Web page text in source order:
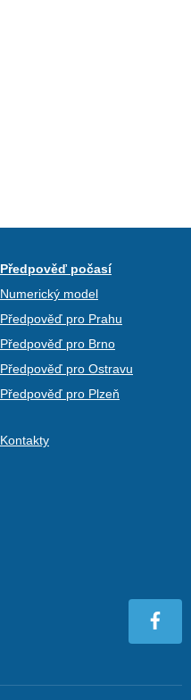
Předpověď počasí
Numerický model
Předpověď pro Prahu
Předpověď pro Brno
Předpověď pro Ostravu
Předpověď pro Plzeň
Kontakty